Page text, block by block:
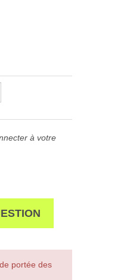
à votre
portée des